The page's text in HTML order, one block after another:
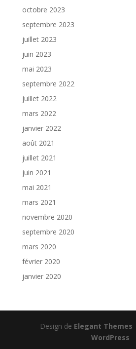
octobre 2023
septembre 2023
juillet 2023
juin 2023
mai 2023
septembre 2022
juillet 2022
mars 2022
janvier 2022
août 2021
juillet 2021
juin 2021
mai 2021
mars 2021
novembre 2020
septembre 2020
mars 2020
février 2020
janvier 2020
Design de Elegant Themes
WordPress